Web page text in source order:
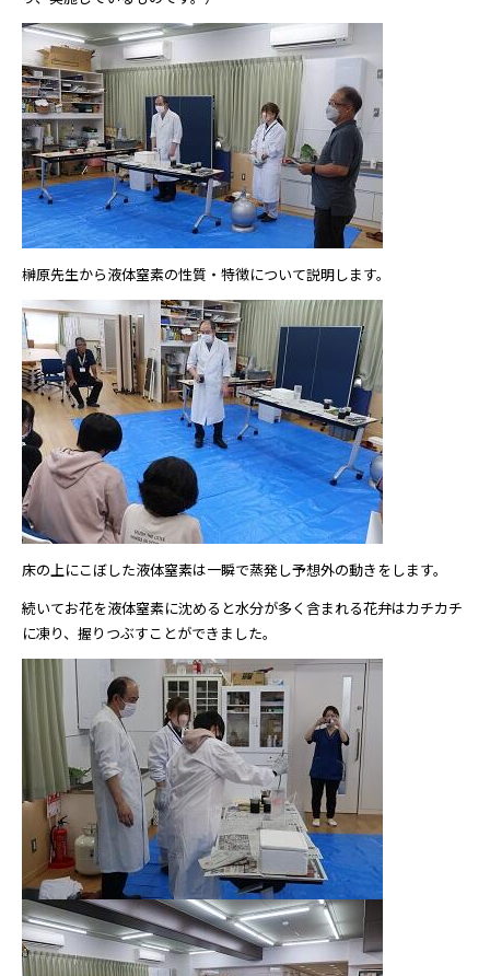
榊原先生から液体窒素の性質・特徴について説明します。
床の上にこぼした液体窒素は一瞬で蒸発し予想外の動きをします。
続いてお花を液体窒素に沈めると水分が多く含まれる花弁はカチカチ
に凍り、握りつぶすことができました。